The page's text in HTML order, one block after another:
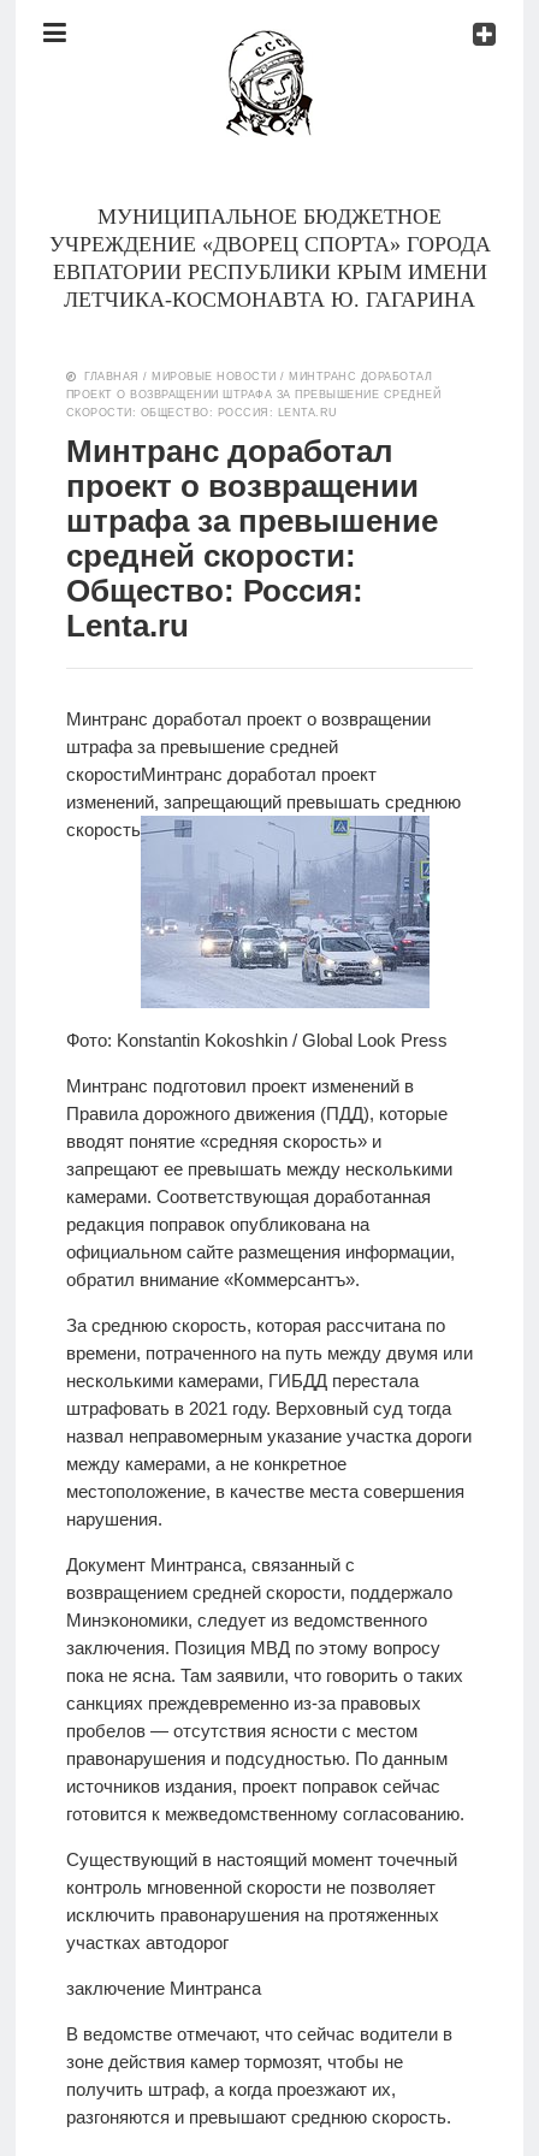
Документы
МУНИЦИПАЛЬНОЕ БЮДЖЕТНОЕ
УЧРЕЖДЕНИЕ «ДВОРЕЦ СПОРТА» ГОРОДА
ЕВПАТОРИИ РЕСПУБЛИКИ КРЫМ ИМЕНИ
ЛЕТЧИКА-КОСМОНАВТА Ю. ГАГАРИНА
Тренеры
Документы
Контакты
Новости
Родителям
О
Версия для
слабовидящих
ГЛАВНАЯ / МИРОВЫЕ НОВОСТИ / МИНТРАНС ДОРАБОТАЛ
ПРОЕКТ О ВОЗВРАЩЕНИИ ШТРАФА ЗА ПРЕВЫШЕНИЕ СРЕДНЕЙ
СКОРОСТИ: ОБЩЕСТВО: РОССИЯ: LENTA.RU
Минтранс доработал
проект о возвращении
штрафа за превышение
средней скорости:
Общество: Россия:
Lenta.ru
Минтранс доработал проект о возвращении
штрафа за превышение средней
скоростиМинтранс доработал проект
изменений, запрещающий превышать среднюю
скорость
Фото: Konstantin Kokoshkin / Global Look Press
Минтранс подготовил проект изменений в
Правила дорожного движения (ПДД), которые
вводят понятие «средняя скорость» и
запрещают ее превышать между несколькими
камерами. Соответствующая доработанная
редакция поправок опубликована на
официальном сайте размещения информации,
обратил внимание «Коммерсантъ».
За среднюю скорость, которая рассчитана по
времени, потраченного на путь между двумя или
несколькими камерами, ГИБДД перестала
штрафовать в 2021 году. Верховный суд тогда
назвал неправомерным указание участка дороги
между камерами, а не конкретное
местоположение, в качестве места совершения
нарушения.
Документ Минтранса, связанный с
возвращением средней скорости, поддержало
Минэкономики, следует из ведомственного
заключения. Позиция МВД по этому вопросу
пока не ясна. Там заявили, что говорить о таких
санкциях преждевременно из-за правовых
пробелов — отсутствия ясности с местом
правонарушения и подсудностью. По данным
источников издания, проект поправок сейчас
готовится к межведомственному согласованию.
Существующий в настоящий момент точечный
контроль мгновенной скорости не позволяет
исключить правонарушения на протяженных
участках автодорог
заключение Минтранса
В ведомстве отмечают, что сейчас водители в
зоне действия камер тормозят, чтобы не
получить штраф, а когда проезжают их,
разгоняются и превышают среднюю скорость.